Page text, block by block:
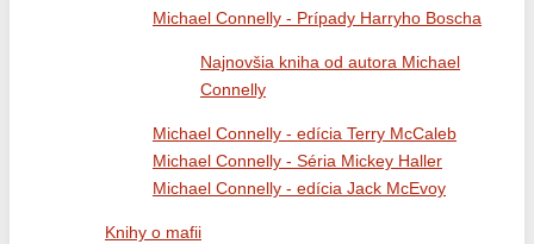
Michael Connelly - Prípady Harryho Boscha
Najnovšia kniha od autora Michael
Connelly
Michael Connelly - edícia Terry McCaleb
Michael Connelly - Séria Mickey Haller
Michael Connelly - edícia Jack McEvoy
Knihy o mafii